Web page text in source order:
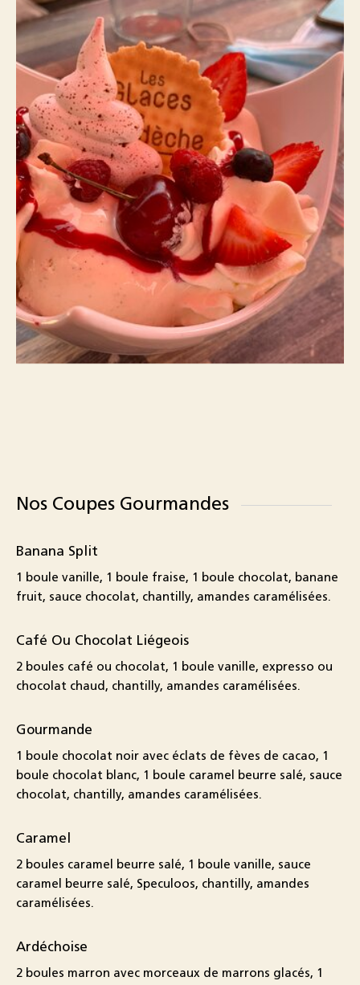
Nos Coupes Gourmandes
Banana Split
1 boule vanille, 1 boule fraise, 1 boule chocolat, banane
fruit, sauce chocolat, chantilly, amandes caramélisées.
Café Ou Chocolat Liégeois
2 boules café ou chocolat, 1 boule vanille, expresso ou
chocolat chaud, chantilly, amandes caramélisées.
Gourmande
1 boule chocolat noir avec éclats de fèves de cacao, 1
boule chocolat blanc, 1 boule caramel beurre salé, sauce
chocolat, chantilly, amandes caramélisées.
Caramel
2 boules caramel beurre salé, 1 boule vanille, sauce
caramel beurre salé, Speculoos, chantilly, amandes
caramélisées.
Ardéchoise
2 boules marron avec morceaux de marrons glacés, 1